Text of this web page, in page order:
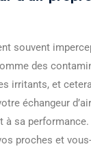
souvent
des
irritants, et
échangeur
à sa
proches et